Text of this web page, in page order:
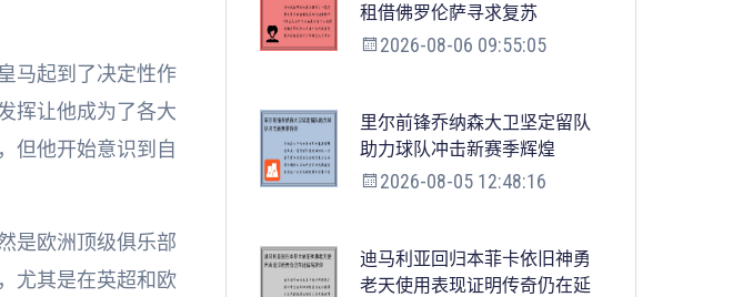
马起到了决定性作
挥让他成为了各大
但他开始意识到自
是欧洲顶级俱乐部
尤其是在英超和欧
租借佛罗伦萨寻求复苏
2026-08-06 09:55:05
里尔前锋乔纳森大卫坚定留队
助力球队冲击新赛季辉煌
2026-08-05 12:48:16
迪马利亚回归本菲卡依旧神勇
老天使用表现证明传奇仍在延